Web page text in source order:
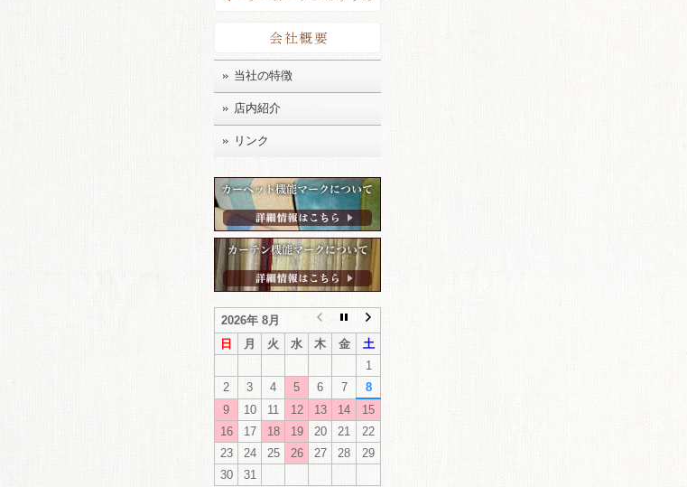
当社の特徴
店内紹介
リンク
2026年 8月
日
月 火 水 木 金
土
1
2
3 4 5 6 7
8
9
10 11 12 13 14
15
16
17 18 19 20 21
22
23
24 25 26 27 28
29
30
31